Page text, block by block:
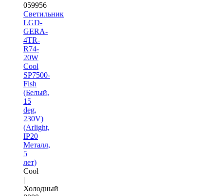
059956
Светильник
LGD-
GERA-
4TR-
R74-
20W
Cool
SP7500-
Fish
(Белый,
15
deg,
230V)
(Arlight,
IP20
Металл,
5
лет)
Cool
|
Холодный